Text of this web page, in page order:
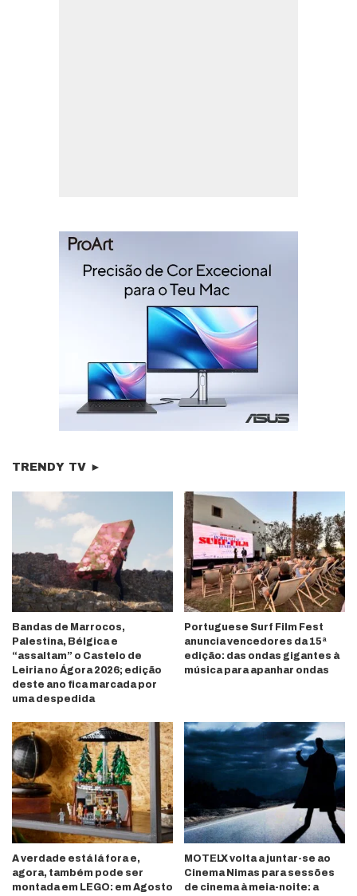
TRENDY TV ►
Bandas de Marrocos,
Palestina, Bélgica e
“assaltam” o Castelo de
Leiria no Ágora 2026; edição
deste ano fica marcada por
uma despedida
Portuguese Surf Film Fest
anuncia vencedores da 15ª
edição: das ondas gigantes à
música para apanhar ondas
A verdade está lá fora e,
agora, também pode ser
montada em LEGO: em Agosto
MOTELX volta a juntar-se ao
Cinema Nimas para sessões
de cinema à meia-noite: a